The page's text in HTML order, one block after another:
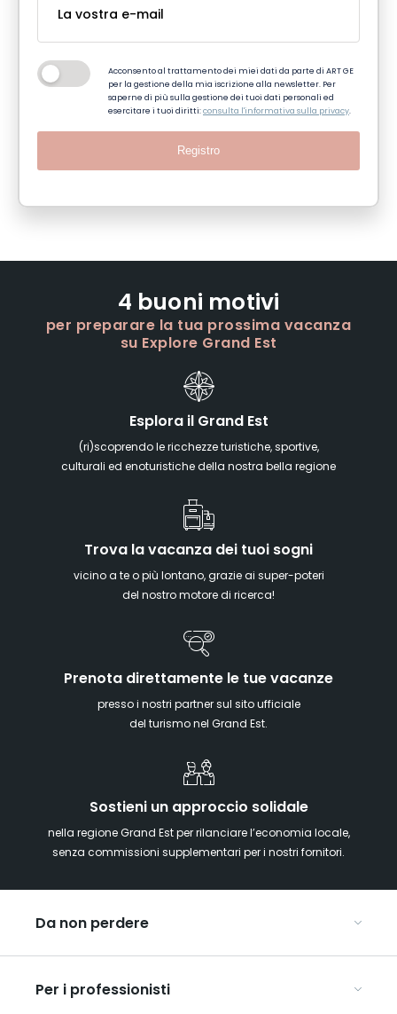
Acconsento al trattamento dei miei dati da parte di ART GE
per la gestione della mia iscrizione alla newsletter. Per
saperne di più sulla gestione dei tuoi dati personali ed
esercitare i tuoi diritti:consulta l'informativa sulla privacy.
Registro
4 buoni motivi
per preparare la tua prossima vacanza
su Explore Grand Est
Esplora il Grand Est
(ri)scoprendo le ricchezze turistiche, sportive,
culturali ed enoturistiche della nostra bella regione
Trova la vacanza dei tuoi sogni
vicino a te o più lontano, grazie ai super-poteri
del nostro motore di ricerca!
Prenota direttamente le tue vacanze
presso i nostri partner sul sito ufficiale
del turismo nel Grand Est.
Sostieni un approccio solidale
nella regione Grand Est per rilanciare l’economia locale,
senza commissioni supplementari per i nostri fornitori.
Da non perdere
Alsazia
Per i professionisti